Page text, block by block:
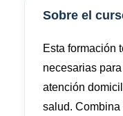
Sobre el
Esta formación
necesarias
atención
salud.